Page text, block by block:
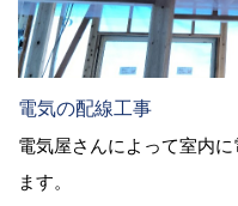
電気の配線工事
電気屋さんによって室内
ます。